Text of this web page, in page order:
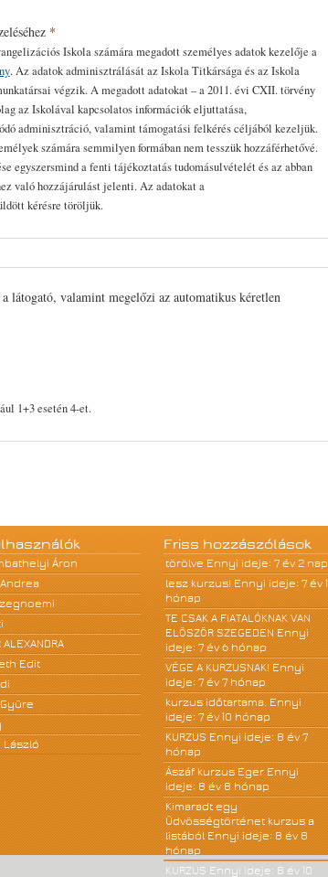
*
Iskola számára megadott személyes adatok kezelője a
. Az adatok adminisztrálását az Iskola Titkársága és az Iskola
végzik. A megadott adatokat – a 2011. évi CXII. törvény
az Iskolával kapcsolatos információk eljuttatása,
adminisztráció, valamint támogatási felkérés céljából kezeljük.
számára semmilyen formában nem tesszük hozzáférhetővé.
egyszersmind a fenti tájékoztatás tudomásulvételét és az abban
való hozzájárulást jelenti. Az adatokat a
kérésre töröljük.
látogató, valamint megelőzi az automatikus kéretlen
1+3 esetén 4-et.
Áron
ALEXANDRA
Edit
László
Friss hozzászólások
törölve Ennyi ideje: 7 év 2 nap
lesz kurzus! Ennyi ideje: 7 év 1
hónap
TE CSAK A FIATALÓKNAK VAN
ELÖSZÖR SZEGEDEN Ennyi
ideje: 7 év 6 hónap
VÉGE A KURZUSNAK! Ennyi
ideje: 7 év 7 hónap
kurzus időtartama. Ennyi
ideje: 7 év 10 hónap
KURZUS Ennyi ideje: 8 év 7
hónap
Ászáf kurzus Eger Ennyi
ideje: 8 év 8 hónap
Kimaradt egy
Üdvösségtörténet kurzus a
listából Ennyi ideje: 8 év 8
hónap
KURZUS Ennyi ideje: 8 év 10